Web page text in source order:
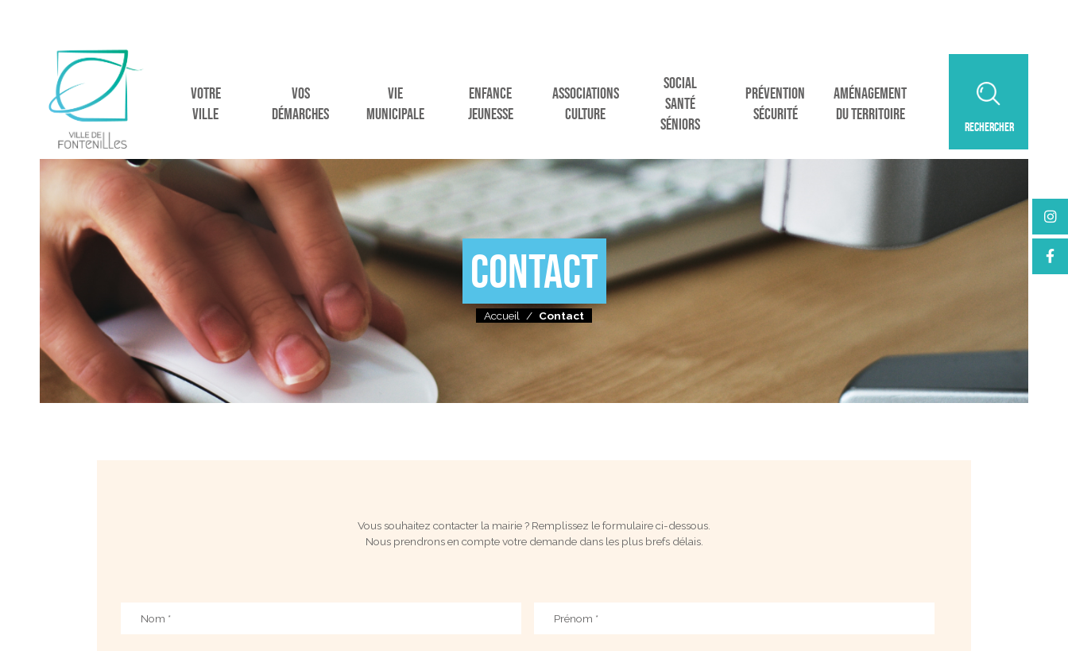
VOTRE
VILLE
VOS
DÉMARCHES
VIE
MUNICIPALE
ENFANCE
JEUNESSE
ASSOCIATIONS
CULTURE
SOCIAL
SANTÉ
SÉNIORS
PRÉVENTION
SÉCURITÉ
AMÉNAGEMENT
DU TERRITOIRE
RECHERCHER
CONTACT
Accueil / Contact
Vous souhaitez contacter la mairie ? Remplissez le formulaire ci-dessous.
Nous prendrons en compte votre demande dans les plus brefs délais.